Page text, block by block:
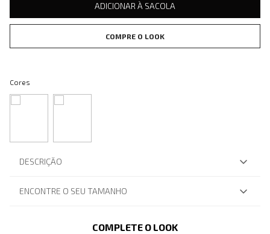
ADICIONAR À SACOLA
COMPRE O LOOK
Cores
DESCRIÇÃO
ENCONTRE O SEU TAMANHO
COMPLETE O LOOK